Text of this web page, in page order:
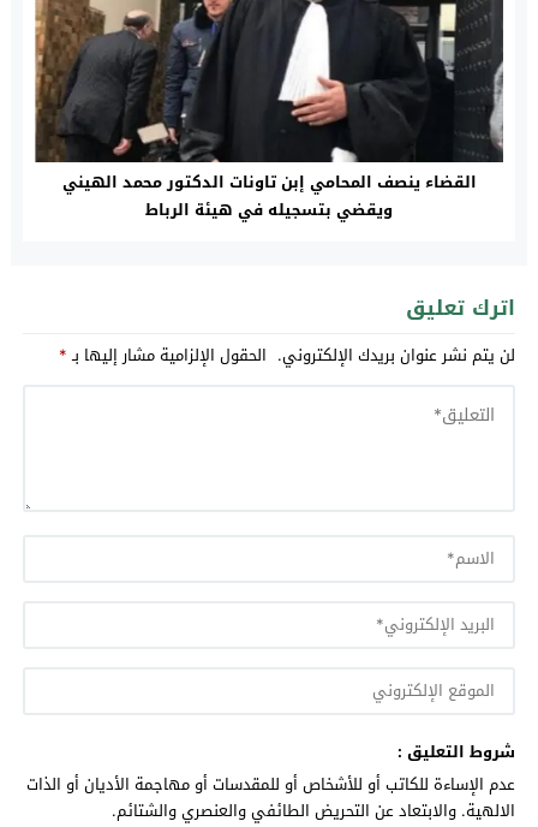
القضاء ينصف المحامي إبن تاونات الدكتور محمد الهيني
ويقضي بتسجيله في هيئة الرباط
اترك تعليق
لن يتم نشر عنوان بريدك الإلكتروني. الحقول الإلزامية مشار إليها بـ*
شروط التعليق :
عدم الإساءة للكاتب أو للأشخاص أو للمقدسات أو مهاجمة الأديان أو الذات
الالهية. والابتعاد عن التحريض الطائفي والعنصري والشتائم.